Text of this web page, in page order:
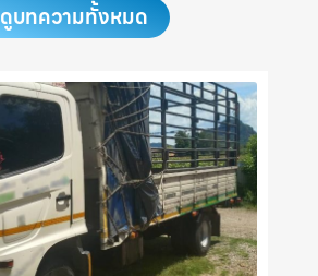
ดูบทความทั้งหมด